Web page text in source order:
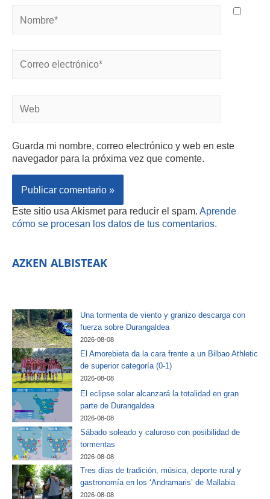
Guarda mi nombre, correo electrónico y web en este
navegador para la próxima vez que comente.
Este sitio usa Akismet para reducir el spam. Aprende
cómo se procesan los datos de tus comentarios.
AZKEN ALBISTEAK
Una tormenta de viento y granizo descarga con
fuerza sobre Durangaldea
2026-08-08
El Amorebieta da la cara frente a un Bilbao Athletic
de superior categoría (0-1)
2026-08-08
El eclipse solar alcanzará la totalidad en gran
parte de Durangaldea
2026-08-08
Sábado soleado y caluroso con posibilidad de
tormentas
2026-08-08
Tres días de tradición, música, deporte rural y
gastronomía en los ‘Andramaris’ de Mallabia
2026-08-08